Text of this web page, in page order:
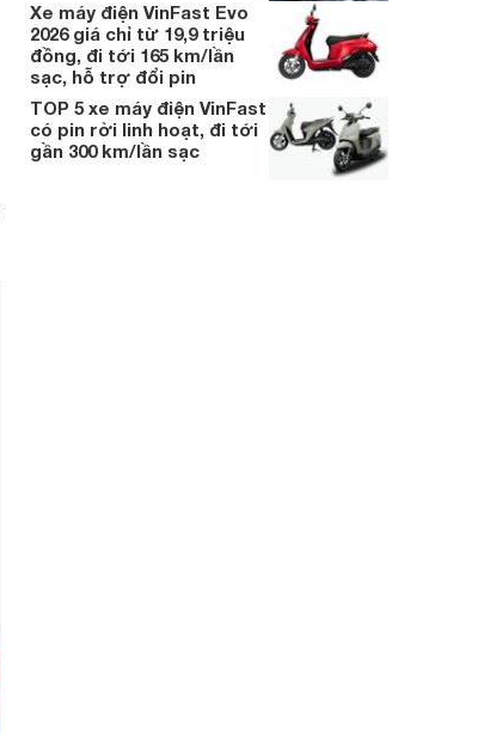
Xe máy điện VinFast Evo
2026 giá chỉ từ 19,9 triệu
đồng, đi tới 165 km/lần
sạc, hỗ trợ đổi pin
TOP 5 xe máy điện VinFast
có pin rời linh hoạt, đi tới
gần 300 km/lần sạc